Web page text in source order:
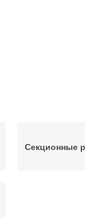
Секционные